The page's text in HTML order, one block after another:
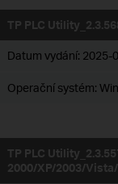
TP PLC
Datum vydání: 2025-
Operační systém:
TP PLC
2000/XP/2003/